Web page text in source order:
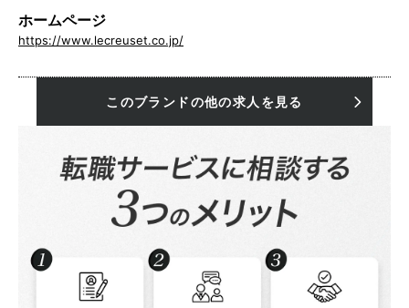
ホームページ
https://www.lecreuset.co.jp/
このブランドの他の求人を見る